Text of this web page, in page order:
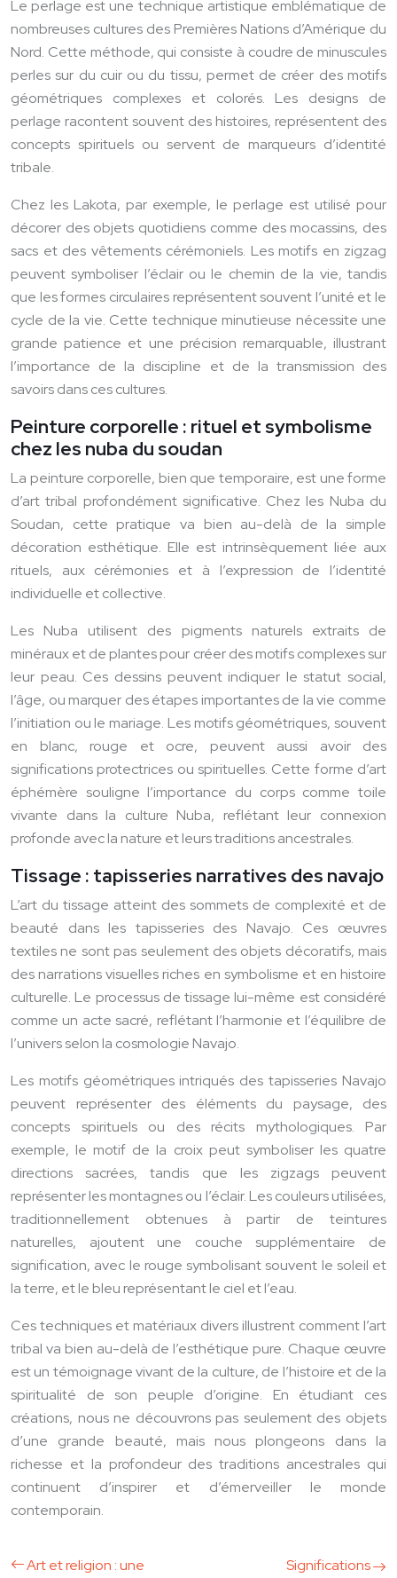
Le perlage est une technique artistique emblématique de
nombreuses cultures des Premières Nations d’Amérique du
Nord. Cette méthode, qui consiste à coudre de minuscules
perles sur du cuir ou du tissu, permet de créer des motifs
géométriques complexes et colorés. Les designs de
perlage racontent souvent des histoires, représentent des
concepts spirituels ou servent de marqueurs d’identité
tribale.
Chez les Lakota, par exemple, le perlage est utilisé pour
décorer des objets quotidiens comme des mocassins, des
sacs et des vêtements cérémoniels. Les motifs en zigzag
peuvent symboliser l’éclair ou le chemin de la vie, tandis
que les formes circulaires représentent souvent l’unité et le
cycle de la vie. Cette technique minutieuse nécessite une
grande patience et une précision remarquable, illustrant
l’importance de la discipline et de la transmission des
savoirs dans ces cultures.
Peinture corporelle : rituel et symbolisme
chez les nuba du soudan
La peinture corporelle, bien que temporaire, est une forme
d’art tribal profondément significative. Chez les Nuba du
Soudan, cette pratique va bien au-delà de la simple
décoration esthétique. Elle est intrinsèquement liée aux
rituels, aux cérémonies et à l’expression de l’identité
individuelle et collective.
Les Nuba utilisent des pigments naturels extraits de
minéraux et de plantes pour créer des motifs complexes sur
leur peau. Ces dessins peuvent indiquer le statut social,
l’âge, ou marquer des étapes importantes de la vie comme
l’initiation ou le mariage. Les motifs géométriques, souvent
en blanc, rouge et ocre, peuvent aussi avoir des
significations protectrices ou spirituelles. Cette forme d’art
éphémère souligne l’importance du corps comme toile
vivante dans la culture Nuba, reflétant leur connexion
profonde avec la nature et leurs traditions ancestrales.
Tissage : tapisseries narratives des navajo
L’art du tissage atteint des sommets de complexité et de
beauté dans les tapisseries des Navajo. Ces œuvres
textiles ne sont pas seulement des objets décoratifs, mais
des narrations visuelles riches en symbolisme et en histoire
culturelle. Le processus de tissage lui-même est considéré
comme un acte sacré, reflétant l’harmonie et l’équilibre de
l’univers selon la cosmologie Navajo.
Les motifs géométriques intriqués des tapisseries Navajo
peuvent représenter des éléments du paysage, des
concepts spirituels ou des récits mythologiques. Par
exemple, le motif de la croix peut symboliser les quatre
directions sacrées, tandis que les zigzags peuvent
représenter les montagnes ou l’éclair. Les couleurs utilisées,
traditionnellement obtenues à partir de teintures
naturelles, ajoutent une couche supplémentaire de
signification, avec le rouge symbolisant souvent le soleil et
la terre, et le bleu représentant le ciel et l’eau.
Ces techniques et matériaux divers illustrent comment l’art
tribal va bien au-delà de l’esthétique pure. Chaque œuvre
est un témoignage vivant de la culture, de l’histoire et de la
spiritualité de son peuple d’origine. En étudiant ces
créations, nous ne découvrons pas seulement des objets
d’une grande beauté, mais nous plongeons dans la
richesse et la profondeur des traditions ancestrales qui
continuent d’inspirer et d’émerveiller le monde
contemporain.
Art et religion : une
Significations